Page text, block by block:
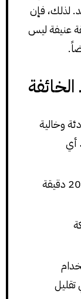
لذلك، فإن
عنيفة ليس
وخالية
أي
اسمح لها بالاستقرار: أعطِ القطة 10–20 دقيقة